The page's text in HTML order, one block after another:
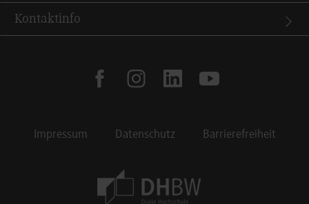
Kontaktinfo
facebookinstagramlinkedinyoutube
Impressum Datenschutz Barrierefreiheit